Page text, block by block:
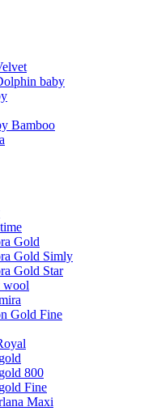
baby
Bamboo
Gold
Gold Simly
Gold Star
wool
Gold Fine
800
Fine
Maxi